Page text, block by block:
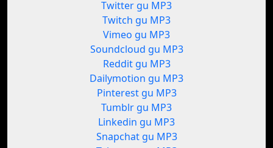
Twitter gu MP3
Twitch gu MP3
Vimeo gu MP3
Soundcloud gu MP3
Reddit gu MP3
Dailymotion gu MP3
Pinterest gu MP3
Tumblr gu MP3
Linkedin gu MP3
Snapchat gu MP3